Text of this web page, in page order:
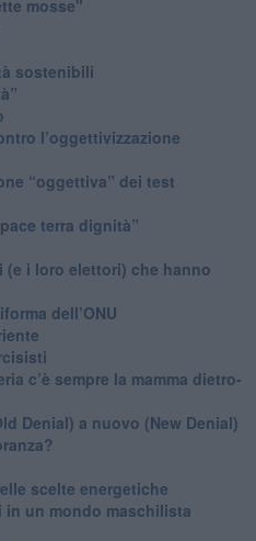
mosse"
sostenibili
l’oggettivizzazione
“oggettiva” dei test
terra dignità”
i loro elettori) che hanno
dell’ONU
c’è sempre la mamma dietro-
Denial) a nuovo (New Denial)
scelte energetiche
un mondo maschilista